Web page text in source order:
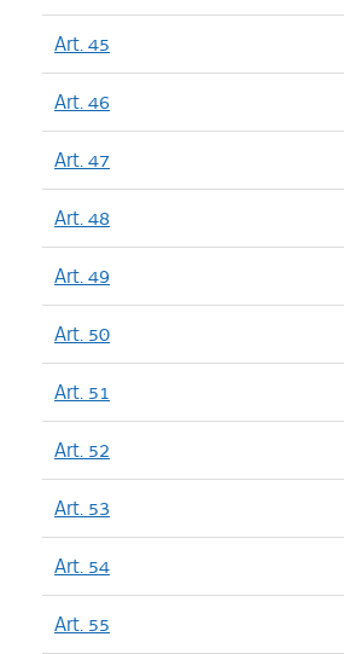
Art. 45
Art. 46
Art. 47
Art. 48
Art. 49
Art. 50
Art. 51
Art. 52
Art. 53
Art. 54
Art. 55